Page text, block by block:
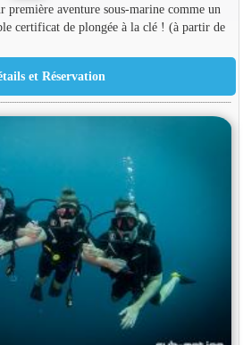
première aventure sous-marine comme un
certificat de plongée à la clé ! (à partir de